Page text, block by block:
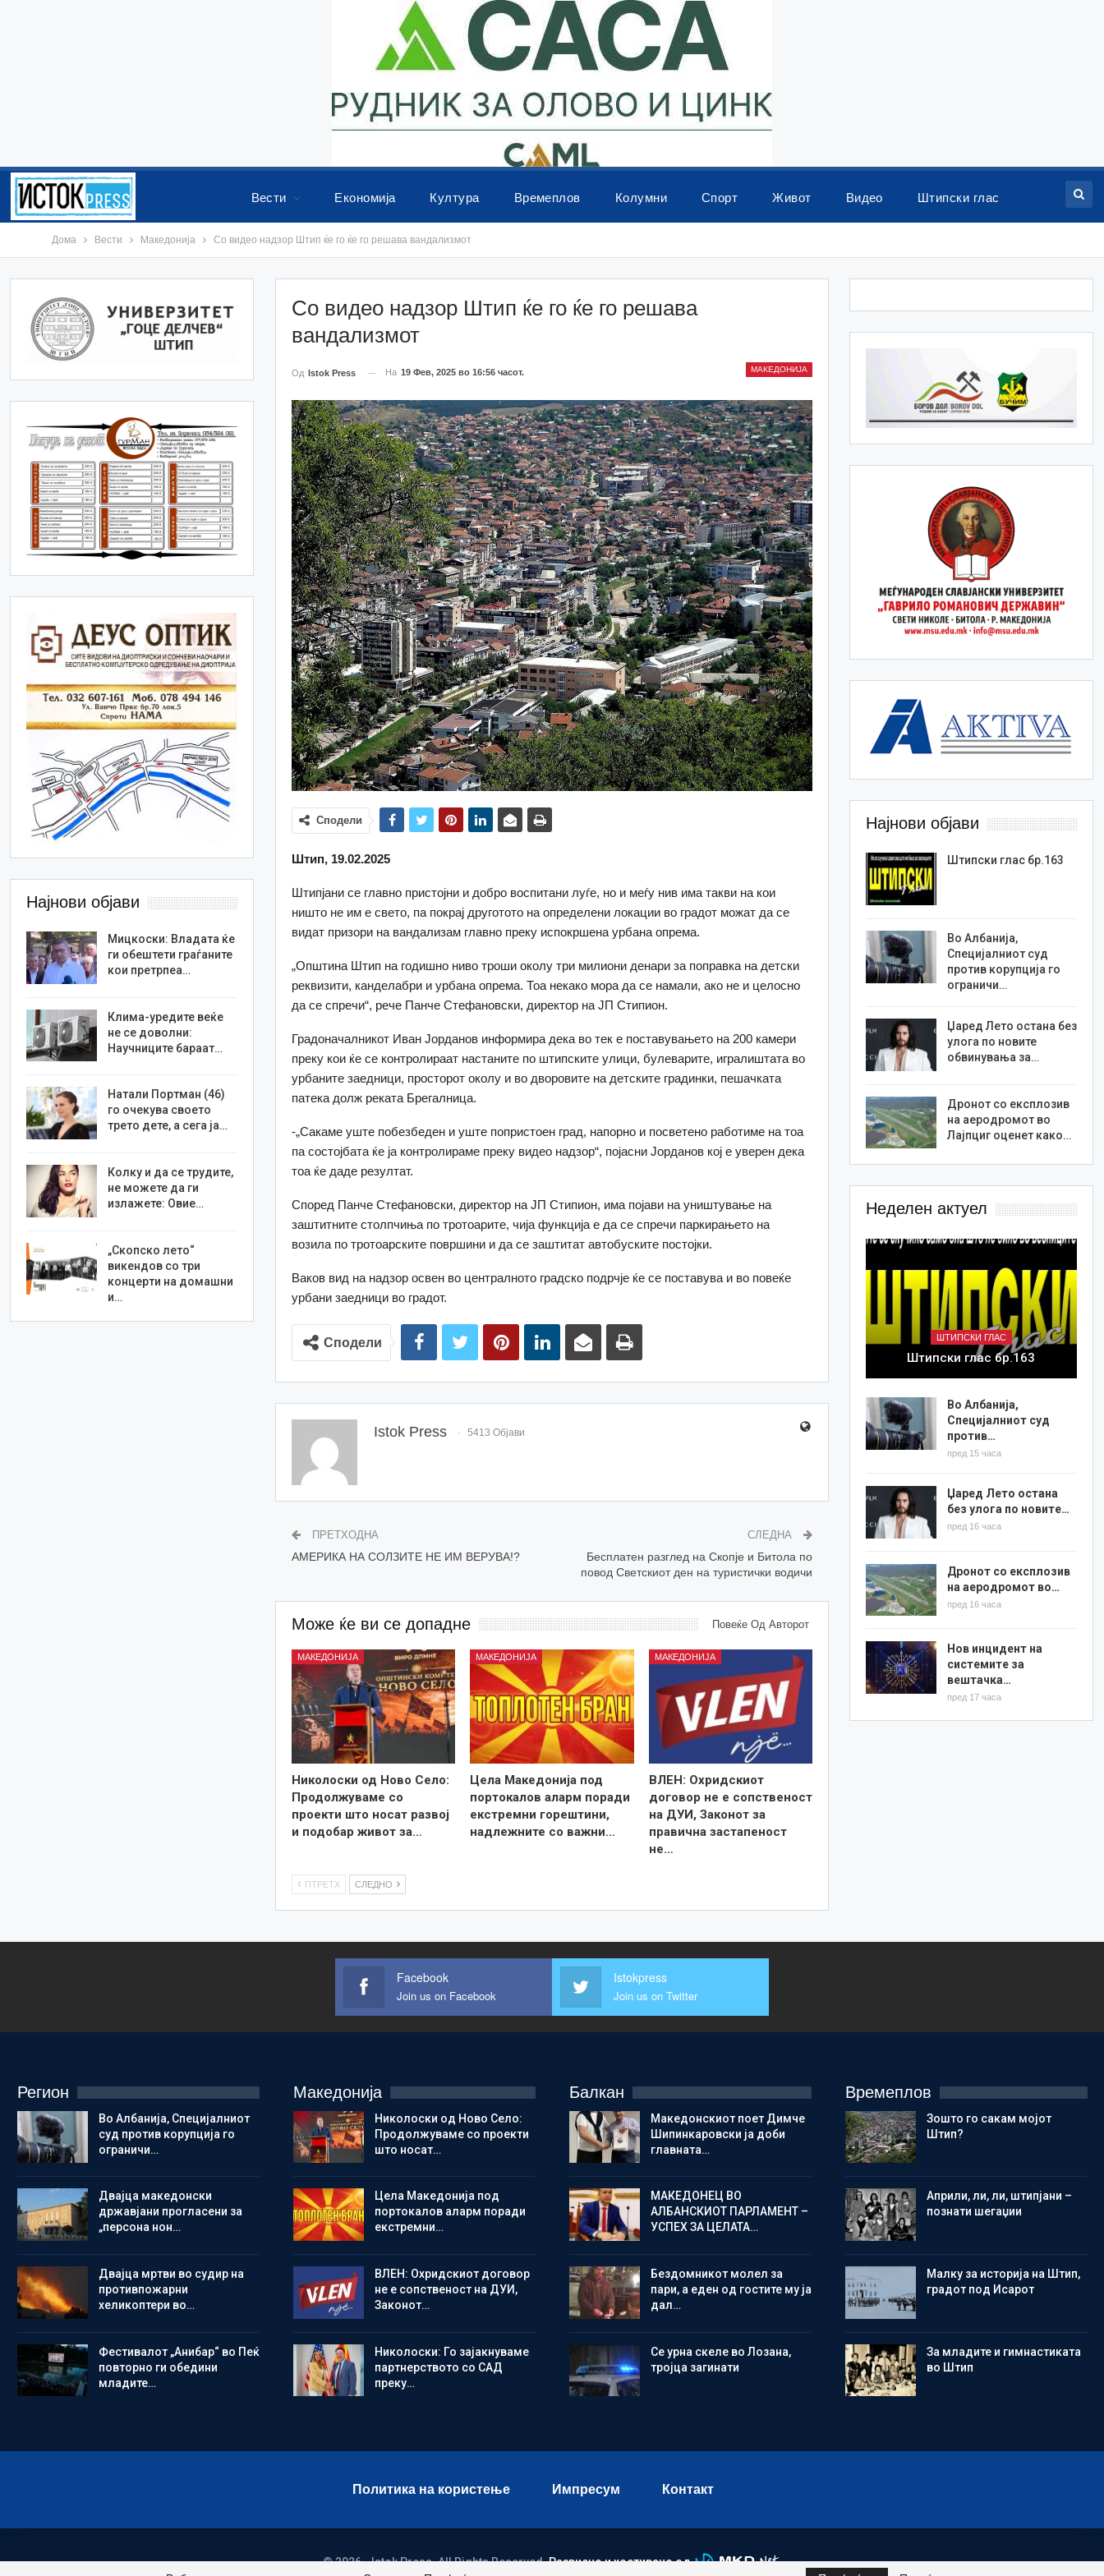
Вести Економија Култура Времеплов Колумни Спорт Живот Видео Штипски глас
Дома Вести Македонија Со видео надзор Штип ќе го ќе го решава вандализмот
Со видео надзор Штип ќе го ќе го решава
вандализмот
МАКЕДОНИЈА
Од Istok Press На 19 Фев, 2025 во 16:56 часот.
Сподели
Штип, 19.02.2025
Штипјани се главно пристојни и добро воспитани луѓе, но и меѓу нив има такви на кои
ништо не им е свето, па покрај друготото на определени локации во градот можат да се
видат призори на вандализам главно преку испокршена урбана опрема.
„Општина Штип на годишно ниво троши околу три милиони денари за поправка на детски
реквизити, канделабри и урбана опрема. Тоа некако мора да се намали, ако не и целосно
да се спречи“, рече Панче Стефановски, директор на ЈП Стипион.
Градоначалникот Иван Јорданов информира дека во тек е поставувањето на 200 камери
преку кои ќе се контролираат настаните по штипските улици, булеварите, игралиштата во
урбаните заедници, просторот околу и во дворовите на детските градинки, пешачката
патека долж реката Брегалница.
-„Сакаме уште побезбеден и уште попристоен град, напорно и посветено работиме на тоа
па состојбата ќе ја контролираме преку видео надзор“, појасни Јорданов кој е уверен дека
тоа ќе даде резултат.
Според Панче Стефановски, директор на ЈП Стипион, има појави на уништување на
заштитните столпчиња по тротоарите, чија функција е да се спречи паркирањето на
возила по тротоарските површини и да се заштитат автобуските постојки.
Ваков вид на надзор освен во централното градско подрчје ќе се поставува и во повеќе
урбани заедници во градот.
Сподели
Istok Press 5413 Објави
ПРЕТХОДНА
АМЕРИКА НА СОЛЗИТЕ НЕ ИМ ВЕРУВА!?
СЛЕДНА
Бесплатен разглед на Скопје и Битола по
повод Светскиот ден на туристички водичи
Може ќе ви се допадне Повеќе Од Авторот
МАКЕДОНИЈА
Николоски од Ново Село:
Продолжуваме со
проекти што носат развој
и подобар живот за…
МАКЕДОНИЈА
Цела Македонија под
портокалов аларм поради
екстремни горештини,
надлежните со важни…
МАКЕДОНИЈА
ВЛЕН: Охридскиот
договор не е сопственост
на ДУИ, Законот за
правична застапеност
не…
ПТРЕТХ СЛЕДНО
Најнови објави
Штипски глас бр.163
Во Албанија,
Специјалниот суд
против корупција го
ограничи…
Џаред Лето остана без
улога по новите
обвинувања за…
Дронот со експлозив
на аеродромот во
Лајпциг оценет како…
Неделен актуел
ШТИПСКИ ГЛАС
Штипски глас бр.163
Во Албанија,
Специјалниот суд
против…
пред 15 часа
Џаред Лето остана
без улога по новите…
пред 16 часа
Дронот со експлозив
на аеродромот во…
пред 16 часа
Нов инцидент на
системите за
вештачка…
пред 17 часа
Најнови објави
Мицкоски: Владата ќе
ги обештети граѓаните
кои претрпеа…
Клима-уредите веќе
не се доволни:
Научниците бараат…
Натали Портман (46)
го очекува своето
трето дете, а сега ја…
Колку и да се трудите,
не можете да ги
излажете: Овие…
„Скопско лето“
викендов со три
концерти на домашни
и…
Facebook
Join us on Facebook
Istokpress
Join us on Twitter
Регион
Во Албанија, Специјалниот
суд против корупција го
ограничи…
Двајца македонски
државјани прогласени за
„персона нон…
Двајца мртви во судир на
противпожарни
хеликоптери во…
Фестивалот „Анибар“ во Пеќ
повторно ги обедини
младите…
Македонија
Николоски од Ново Село:
Продолжуваме со проекти
што носат…
Цела Македонија под
портокалов аларм поради
екстремни…
ВЛЕН: Охридскиот договор
не е сопственост на ДУИ,
Законот…
Николоски: Го зајакнуваме
партнерството со САД
преку…
Балкан
Македонскиот поет Димче
Шипинкаровски ја доби
главната…
МАКЕДОНЕЦ ВО
АЛБАНСКИОТ ПАРЛАМЕНТ –
УСПЕХ ЗА ЦЕЛАТА…
Бездомникот молел за
пари, а еден од гостите му ја
дал…
Се урна скеле во Лозана,
тројца загинати
Времеплов
Зошто го сакам мојот
Штип?
Aприли, ли, ли, штипјани –
познати шегаџии
Малку за историја на Штип,
градот под Исарот
Зa младите и гимнастиката
во Штип
Политика на користење Импресум Контакт
© 2026 - Istok Press. All Rights Reserved.Развиено и хостирано од